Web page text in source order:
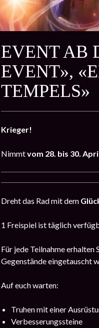
EVENT AB
EVENT»,
TEMPELS»
Krieger!
Nimmtvom 28. bis 30.
Dreht das Rad mit dem
1 Freispiel ist täglich
Für jede Teilnahme erhalten
Gegenstände eingetauscht
Auf euch warten:
Truhen mit einer
Verbesserungssteine